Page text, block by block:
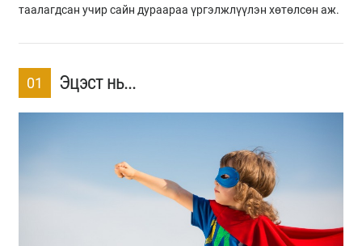
таалагдсан учир сайн дураараа үргэлжлүүлэн хөтөлсөн аж.
01 Эцэст нь...